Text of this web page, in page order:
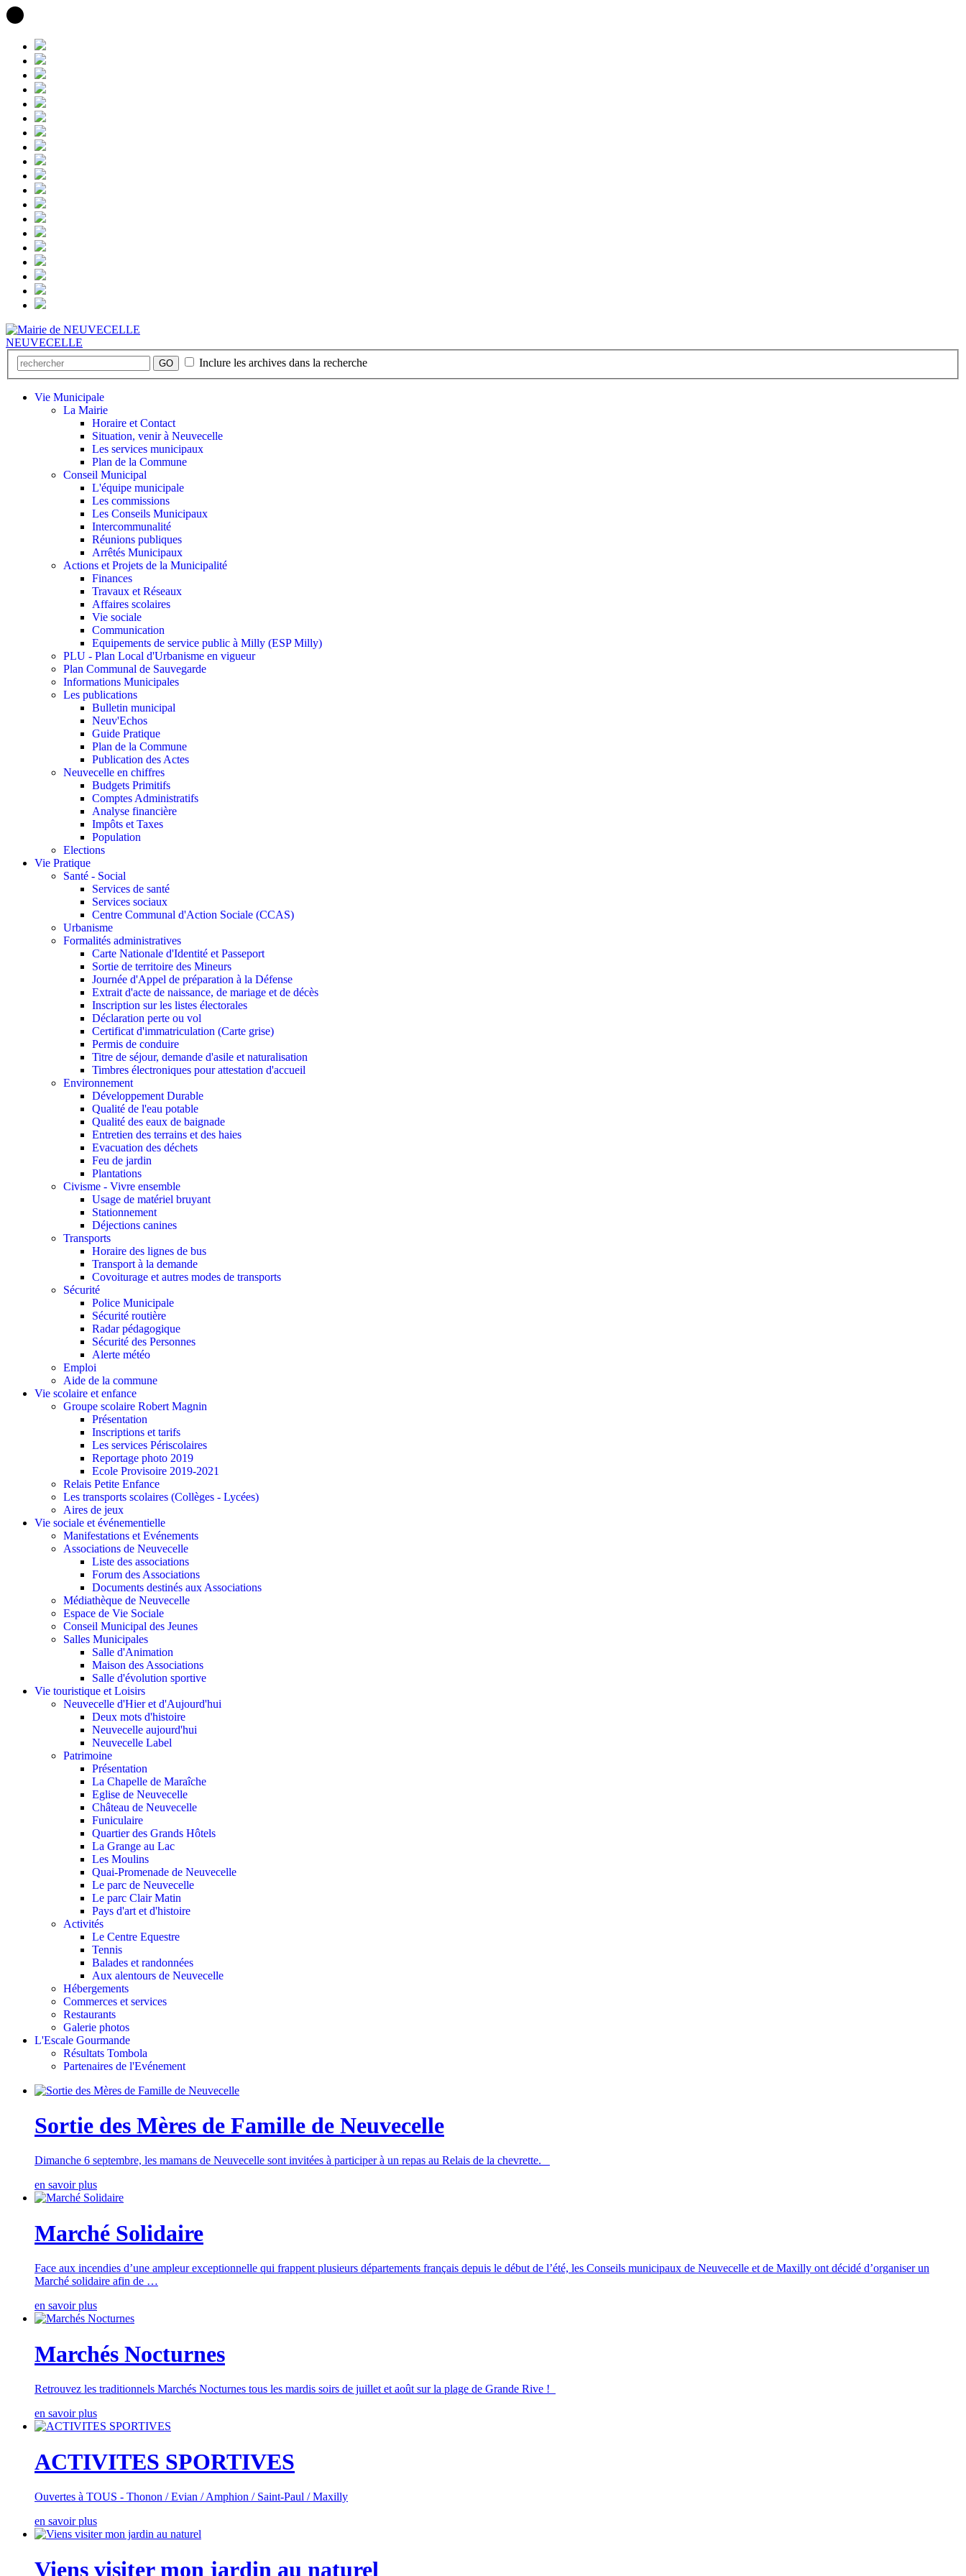
NEUVECELLE
GO Inclure les archives dans la recherche
Vie Municipale
La Mairie
Horaire et Contact
Situation, venir à Neuvecelle
Les services municipaux
Plan de la Commune
Conseil Municipal
L'équipe municipale
Les commissions
Les Conseils Municipaux
Intercommunalité
Réunions publiques
Arrêtés Municipaux
Actions et Projets de la Municipalité
Finances
Travaux et Réseaux
Affaires scolaires
Vie sociale
Communication
Equipements de service public à Milly (ESP Milly)
PLU - Plan Local d'Urbanisme en vigueur
Plan Communal de Sauvegarde
Informations Municipales
Les publications
Bulletin municipal
Neuv'Echos
Guide Pratique
Plan de la Commune
Publication des Actes
Neuvecelle en chiffres
Budgets Primitifs
Comptes Administratifs
Analyse financière
Impôts et Taxes
Population
Elections
Vie Pratique
Santé - Social
Services de santé
Services sociaux
Centre Communal d'Action Sociale (CCAS)
Urbanisme
Formalités administratives
Carte Nationale d'Identité et Passeport
Sortie de territoire des Mineurs
Journée d'Appel de préparation à la Défense
Extrait d'acte de naissance, de mariage et de décès
Inscription sur les listes électorales
Déclaration perte ou vol
Certificat d'immatriculation (Carte grise)
Permis de conduire
Titre de séjour, demande d'asile et naturalisation
Timbres électroniques pour attestation d'accueil
Environnement
Développement Durable
Qualité de l'eau potable
Qualité des eaux de baignade
Entretien des terrains et des haies
Evacuation des déchets
Feu de jardin
Plantations
Civisme - Vivre ensemble
Usage de matériel bruyant
Stationnement
Déjections canines
Transports
Horaire des lignes de bus
Transport à la demande
Covoiturage et autres modes de transports
Sécurité
Police Municipale
Sécurité routière
Radar pédagogique
Sécurité des Personnes
Alerte météo
Emploi
Aide de la commune
Vie scolaire et enfance
Groupe scolaire Robert Magnin
Présentation
Inscriptions et tarifs
Les services Périscolaires
Reportage photo 2019
Ecole Provisoire 2019-2021
Relais Petite Enfance
Les transports scolaires (Collèges - Lycées)
Aires de jeux
Vie sociale et événementielle
Manifestations et Evénements
Associations de Neuvecelle
Liste des associations
Forum des Associations
Documents destinés aux Associations
Médiathèque de Neuvecelle
Espace de Vie Sociale
Conseil Municipal des Jeunes
Salles Municipales
Salle d'Animation
Maison des Associations
Salle d'évolution sportive
Vie touristique et Loisirs
Neuvecelle d'Hier et d'Aujourd'hui
Deux mots d'histoire
Neuvecelle aujourd'hui
Neuvecelle Label
Patrimoine
Présentation
La Chapelle de Maraîche
Eglise de Neuvecelle
Château de Neuvecelle
Funiculaire
Quartier des Grands Hôtels
La Grange au Lac
Les Moulins
Quai-Promenade de Neuvecelle
Le parc de Neuvecelle
Le parc Clair Matin
Pays d'art et d'histoire
Activités
Le Centre Equestre
Tennis
Balades et randonnées
Aux alentours de Neuvecelle
Hébergements
Commerces et services
Restaurants
Galerie photos
L'Escale Gourmande
Résultats Tombola
Partenaires de l'Evénement
Sortie des Mères de Famille de Neuvecelle
Dimanche 6 septembre, les mamans de Neuvecelle sont invitées à participer à un repas au Relais de la chevrette.
en savoir plus
Marché Solidaire
Face aux incendies d’une ampleur exceptionnelle qui frappent plusieurs départements français depuis le début de l’été, les Conseils municipaux de Neuvecelle et de Maxilly ont décidé d’organiser un
Marché solidaire afin de …
en savoir plus
Marchés Nocturnes
Retrouvez les traditionnels Marchés Nocturnes tous les mardis soirs de juillet et août sur la plage de Grande Rive !
en savoir plus
ACTIVITES SPORTIVES
Ouvertes à TOUS - Thonon / Evian / Amphion / Saint-Paul / Maxilly
en savoir plus
Viens visiter mon jardin au naturel